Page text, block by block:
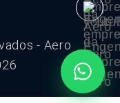
- Aero